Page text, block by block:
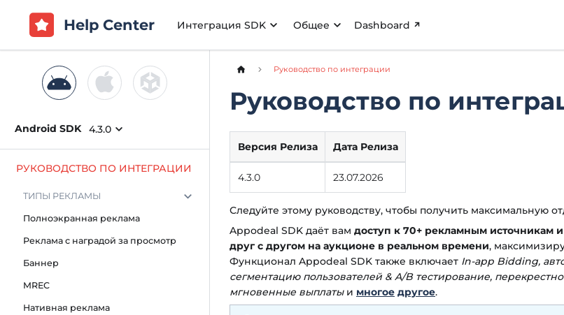
Help Center Интеграция SDK Общее Dashboard
Android SDK 4.3.0
РУКОВОДСТВО ПО ИНТЕГРАЦИИ
ТИПЫ РЕКЛАМЫ
Полноэкранная реклама
Реклама с наградой за просмотр
Баннер
MREC
Нативная реклама
Руководство по интеграции
Руководство по
Версия Релиза Дата Релиза
4.3.0 23.07.2026
Следуйте этому руководству, чтобы получить максимальную
Appodeal SDK даёт вам доступ к 70+ рекламным источникам и
друг с другом на аукционе в реальном времени,
Функционал Appodeal SDK также включает In-app Bidding,
сегментацию пользователей & A/B тестирование,
мгновенные выплатыи многое другое.